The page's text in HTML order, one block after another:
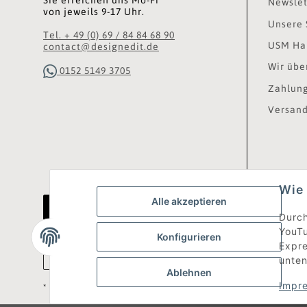
Alle akzeptieren
Konfigurieren
Ablehnen
Wie
von jeweils 9-17 Uhr.
Tel. + 49 (0) 69 / 84 84 68 90
contact@designedit.de
0152 5149 3705
Unsere
USM
Wir
* Alle Preise inkl. gesetzlicher USt., zzgl.Versand